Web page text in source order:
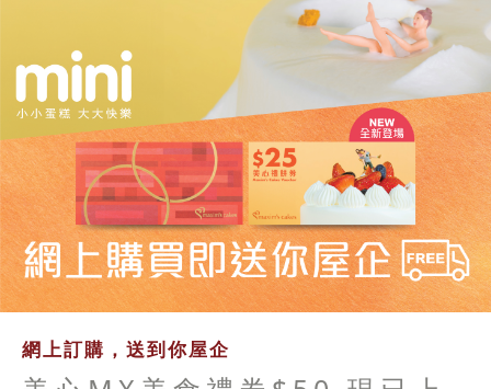
網上訂購，送到你屋企